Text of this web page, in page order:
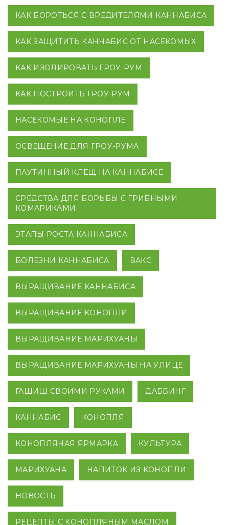
КАК БОРОТЬСЯ С ВРЕДИТЕЛЯМИ КАННАБИСА
КАК ЗАЩИТИТЬ КАННАБИС ОТ НАСЕКОМЫХ
КАК ИЗОЛИРОВАТЬ ГРОУ-РУМ
КАК ПОСТРОИТЬ ГРОУ-РУМ
НАСЕКОМЫЕ НА КОНОПЛЕ
ОСВЕЩЕНИЕ ДЛЯ ГРОУ-РУМА
ПАУТИННЫЙ КЛЕЩ НА КАННАБИСЕ
СРЕДСТВА ДЛЯ БОРЬБЫ С ГРИБНЫМИ
КОМАРИКАМИ
ЭТАПЫ РОСТА КАННАБИСА
БОЛЕЗНИ КАННАБИСА ВАКС
ВЫРАЩИВАНИЕ КАННАБИСА
ВЫРАЩИВАНИЕ КОНОПЛИ
ВЫРАЩИВАНИЕ МАРИХУАНЫ
ВЫРАЩИВАНИЕ МАРИХУАНЫ НА УЛИЦЕ
ГАШИШ СВОИМИ РУКАМИ ДАББИНГ
КАННАБИС КОНОПЛЯ
КОНОПЛЯНАЯ ЯРМАРКА КУЛЬТУРА
МАРИХУАНА НАПИТОК ИЗ КОНОПЛИ
НОВОСТЬ
РЕЦЕПТЫ С КОНОПЛЯНЫМ МАСЛОМ